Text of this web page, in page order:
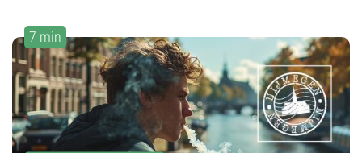
7 min